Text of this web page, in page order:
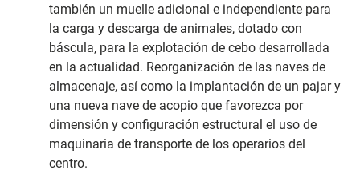
también un muelle adicional e independiente para
la carga y descarga de animales, dotado con
báscula, para la explotación de cebo desarrollada
en la actualidad. Reorganización de las naves de
almacenaje, así como la implantación de un pajar y
una nueva nave de acopio que favorezca por
dimensión y configuración estructural el uso de
maquinaria de transporte de los operarios del
centro.